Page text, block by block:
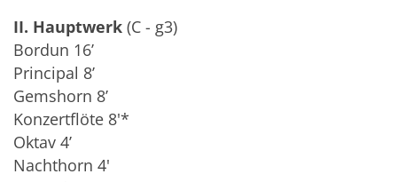
II. Hauptwerk (C - g3)
Bordun 16’
Principal 8’
Gemshorn 8’
Konzertflöte 8'*
Oktav 4’
Nachthorn 4'